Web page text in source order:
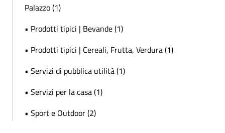
Palazzo (1)
• Prodotti tipici | Bevande (1)
• Prodotti tipici | Cereali, Frutta, Verdura (1)
• Servizi di pubblica utilità (1)
• Servizi per la casa (1)
• Sport e Outdoor (2)